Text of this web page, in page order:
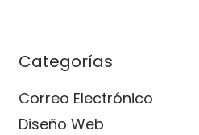
Categorías
Correo Electrónico
Diseño Web